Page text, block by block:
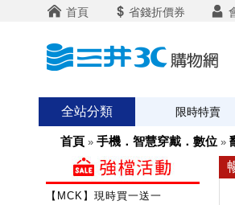
首頁 省錢折價券
全站分類 限時特賣
首頁 » 手機．智慧穿戴．數位 »
【MCK】現時買一送一